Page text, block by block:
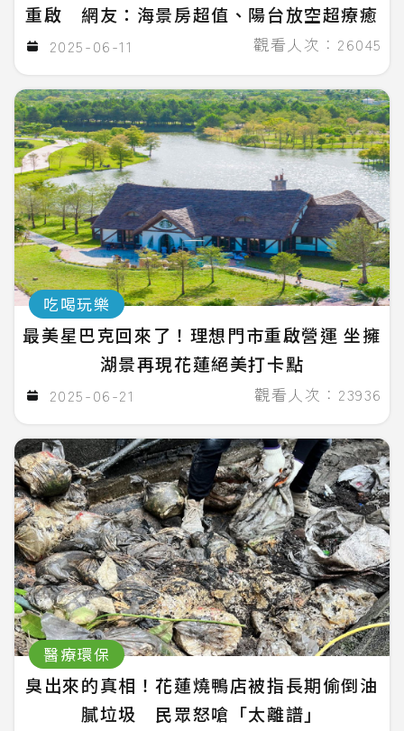
重啟 網友：海景房超值、陽台放空超療癒
2025-06-11 觀看人次：26045
吃喝玩樂
最美星巴克回來了！理想門市重啟營運 坐擁
湖景再現花蓮絕美打卡點
2025-06-21 觀看人次：23936
醫療環保
臭出來的真相！花蓮燒鴨店被指長期偷倒油
膩垃圾 民眾怒嗆「太離譜」